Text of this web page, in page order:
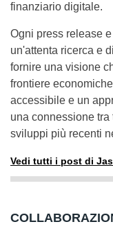
finanziario digitale.
Ogni press release
un'attenta ricerca e
fornire una visione
frontiere
accessibile e un
una connessione
sviluppi più recenti
Vedi tutti i post di